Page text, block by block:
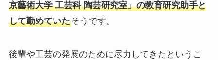
京藝術大学 工芸科 陶芸研究室」の教育研究助手と
して勤めていたそうです。
後輩や工芸の発展のために尽力してきたというこ